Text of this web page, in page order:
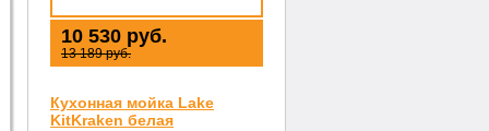
10 530 руб.
13 189 руб.
Кухонная мойка Lake
KitKraken белая